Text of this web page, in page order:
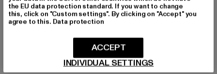
einem lässigen Look, der für viele Gelegenheiten passt. Mit
ihren typischen großen Taschen bieten sie nicht nur Stauraum
für alltägliche Dinge, sondern verleihen deinem Outfit auch
einen coolen, urbanen Touch. Egal, ob du sie für Outdoor-
Aktivitäten, den Alltag oder für einen entspannten Sommer-
Look trägst – Cargo Shorts sind vielseitig einsetzbar und in der
Herrenmode unverzichtbar.
the EU data protection standard. If you want to change
this, click on "Custom settings". By clicking on "Accept" you
agree to this. Data protection
INDIVIDUAL SETTINGS
ACCEPT